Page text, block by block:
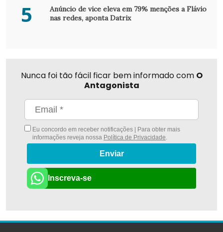
5
Anúncio de vice eleva em 79% menções a Flávio
nas redes, aponta Datrix
Nunca foi tão fácil ficar bem informado com O
Antagonista
Eu concordo em receber notificações | Para obter mais
informações reveja nossa Política de Privacidade.
Enviar
Inscreva-se